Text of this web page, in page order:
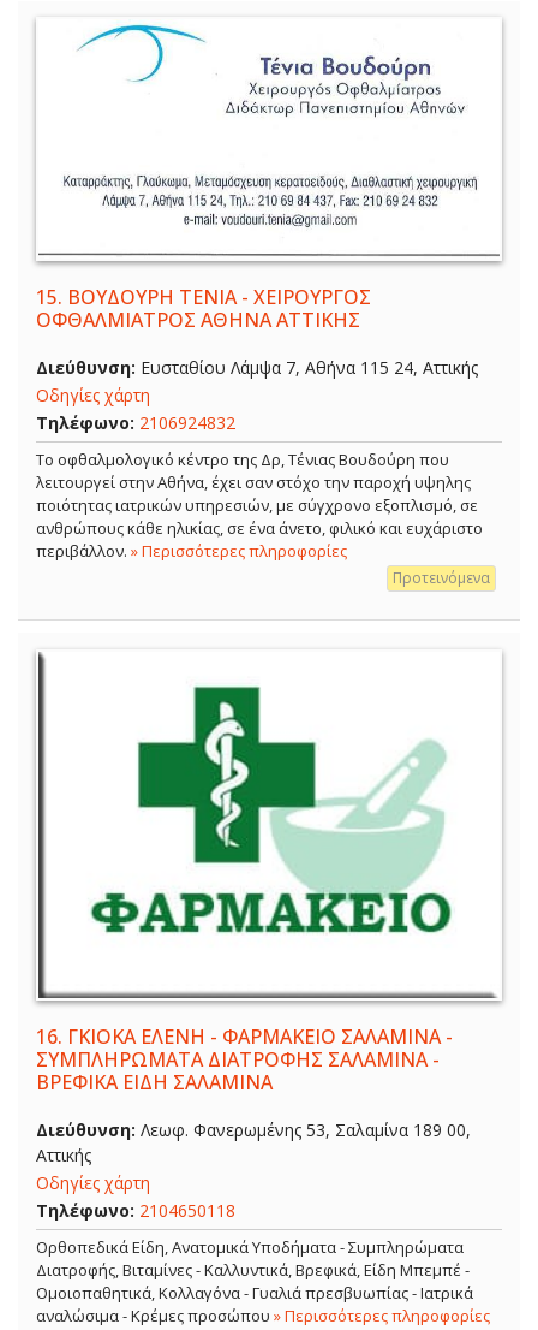
15. ΒΟΥΔΟΥΡΗ ΤΕΝΙΑ - ΧΕΙΡΟΥΡΓΟΣ
ΟΦΘΑΛΜΙΑΤΡΟΣ ΑΘΗΝΑ ΑΤΤΙΚΗΣ
Διεύθυνση: Ευσταθίου Λάμψα 7, Αθήνα 115 24, Αττικής
Οδηγίες χάρτη
Τηλέφωνο: 2106924832
Το οφθαλμολογικό κέντρο της Δρ, Τένιας Βουδούρη που
λειτουργεί στην Αθήνα, έχει σαν στόχο την παροχή υψηλης
ποιότητας ιατρικών υπηρεσιών, με σύγχρονο εξοπλισμό, σε
ανθρώπους κάθε ηλικίας, σε ένα άνετο, φιλικό και ευχάριστο
περιβάλλον. » Περισσότερες πληροφορίες
Προτεινόμενα
16. ΓΚΙΟΚΑ ΕΛΕΝΗ - ΦΑΡΜΑΚΕΙΟ ΣΑΛΑΜΙΝΑ -
ΣΥΜΠΛΗΡΩΜΑΤΑ ΔΙΑΤΡΟΦΗΣ ΣΑΛΑΜΙΝΑ -
ΒΡΕΦΙΚΑ ΕΙΔΗ ΣΑΛΑΜΙΝΑ
Διεύθυνση: Λεωφ. Φανερωμένης 53, Σαλαμίνα 189 00,
Αττικής
Οδηγίες χάρτη
Τηλέφωνο: 2104650118
Ορθοπεδικά Είδη, Ανατομικά Υποδήματα - Συμπληρώματα
Διατροφής, Βιταμίνες - Καλλυντικά, Βρεφικά, Είδη Μπεμπέ -
Ομοιοπαθητικά, Κολλαγόνα - Γυαλιά πρεσβυωπίας - Ιατρικά
αναλώσιμα - Κρέμες προσώπου » Περισσότερες πληροφορίες